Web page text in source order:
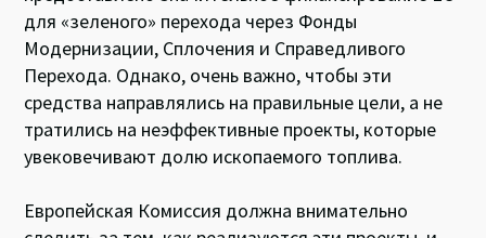
для «зеленого» перехода через Фонды
Модернизации, Сплочения и Справедливого
Перехода. Однако, очень важно, чтобы эти
средства направлялись на правильные цели, а не
тратились на неэффективные проекты, которые
увековечивают долю ископаемого топлива.
Европейская Комиссия должна внимательно